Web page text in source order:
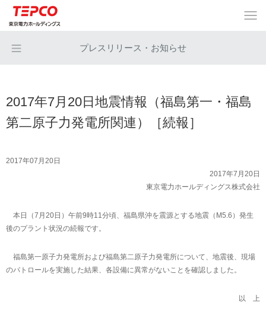
プレスリリース・お知らせ
2017年7月20日地震情報（福島第一・福島
第二原子力発電所関連）［続報］
2017年07月20日
2017年7月20日
東京電力ホールディングス株式会社
本日（7月20日）午前9時11分頃、福島県沖を震源とする地震（M5.6）発生
後のプラント状況の続報です。
福島第一原子力発電所および福島第二原子力発電所について、地震後、現場
のパトロールを実施した結果、各設備に異常がないことを確認しました。
以 上